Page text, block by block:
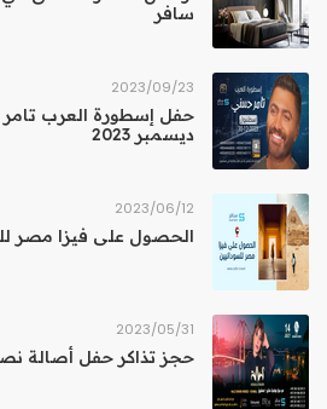
سافر
23‏/09‏/2023
ديسمبر 2023
12‏/06‏/2023
الحصول على فيزا مصر
31‏/05‏/2023
حجز تذاكر حفل أصالة نصري في